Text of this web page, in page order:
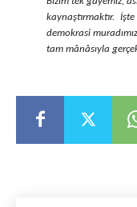
kaynaştırmaktır.
demokrasi
tam mânâsıyla